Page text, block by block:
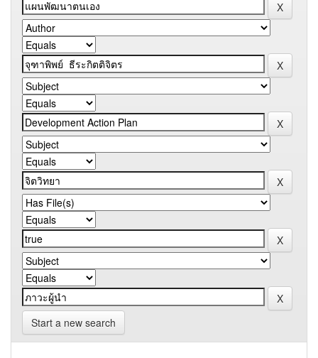
Start a new search